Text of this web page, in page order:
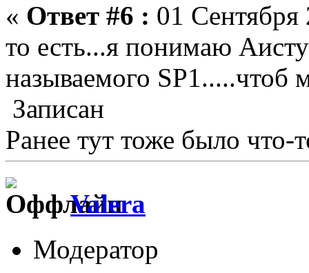
« Ответ #6 : 01
то есть...я понимаю
называемого SP1.....чтоб
Записан
Ранее тут тоже было что-
Valera
Модератор